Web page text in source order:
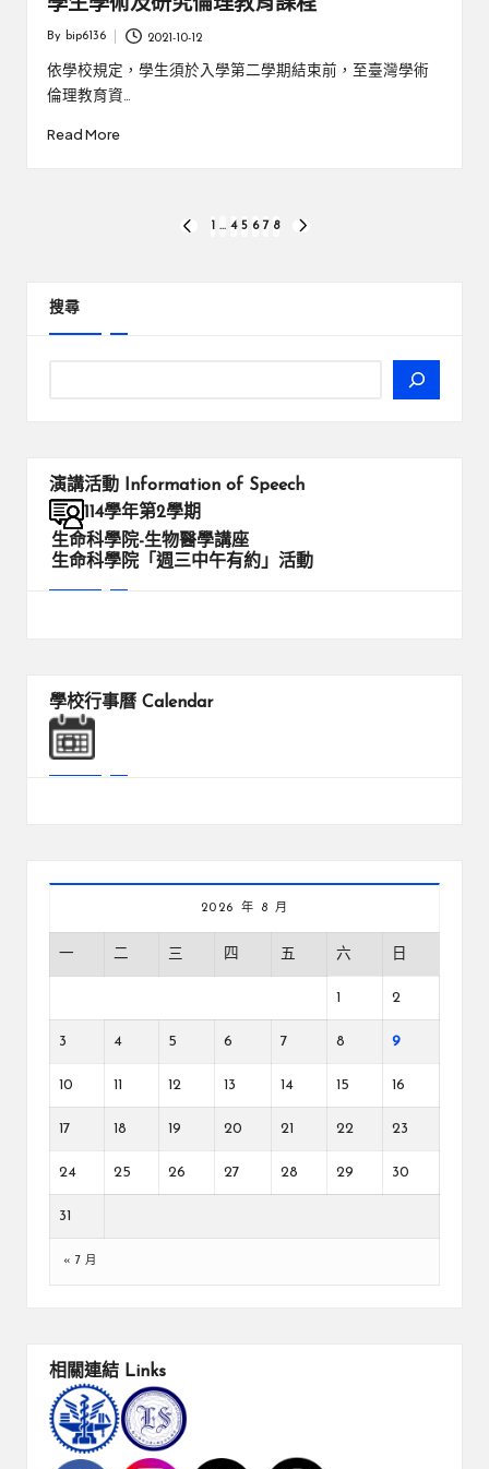
學生學術及研究倫理教育課程
Posted
By bip6136 2021-10-12
依學校規定，學生須於入學第二學期結束前，至臺灣學術
倫理教育資…
Read More
分
頁
PREVIOUS
... 4 5 6 7 8
搜尋
演講活動 Information of Speech
114學年第2學期
生命科學院-生物醫學講座
生命科學院「週三中午有約」活動
學校行事曆 Calendar
2026 年 8 月
一 二 三 四 五 六 日
2
3 4 5 6 7 8 9
10 12 13 14 15 16
17 18 19 20 21 22 23
24 25 26 27 28 29 30
31
« 7 月
相關連結 Links